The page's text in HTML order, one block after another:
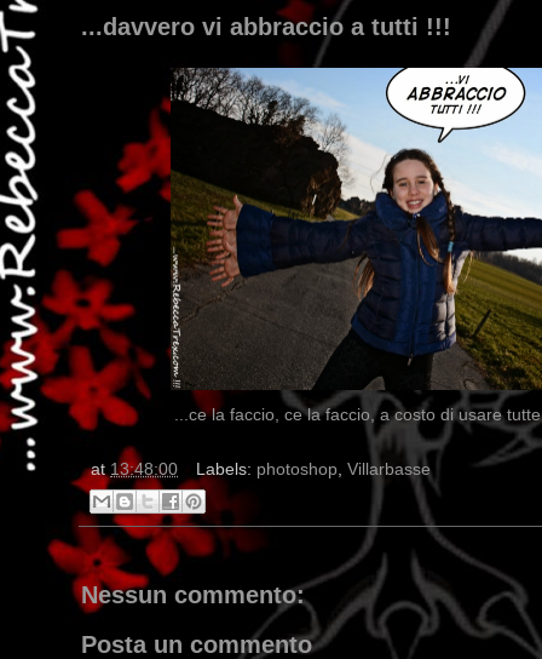
...davvero vi abbraccio a tutti !!!
...ce la faccio, ce la faccio, a costo di usare
at 13:48:00 Labels: photoshop, Villarbasse
Nessun commento:
Posta un commento